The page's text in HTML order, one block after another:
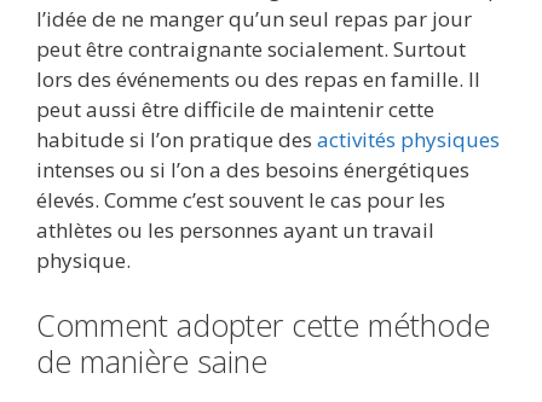
l’idée de ne manger qu’un seul repas par jour
peut être contraignante socialement. Surtout
lors des événements ou des repas en famille. Il
peut aussi être difficile de maintenir cette
habitude si l’on pratique des activités physiques
intenses ou si l’on a des besoins énergétiques
élevés. Comme c’est souvent le cas pour les
athlètes ou les personnes ayant un travail
physique.
Comment adopter cette méthode
de manière saine